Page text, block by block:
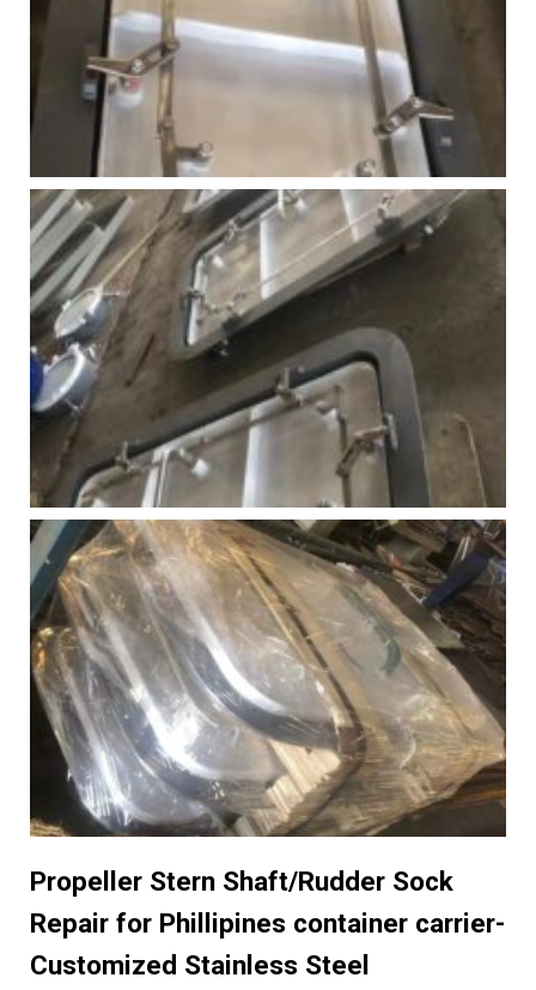
Propeller Stern Shaft/Rudder Sock
Repair for Phillipines container carrier-
Customized Stainless Steel